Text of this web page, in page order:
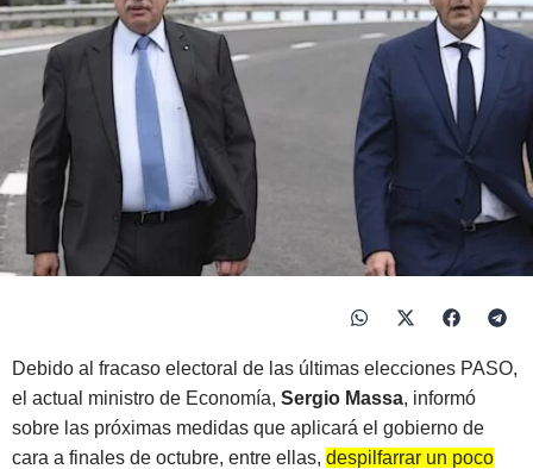
Debido al fracaso electoral de las últimas elecciones PASO,
el actual ministro de Economía, Sergio Massa, informó
sobre las próximas medidas que aplicará el gobierno de
cara a finales de octubre, entre ellas, despilfarrar un poco